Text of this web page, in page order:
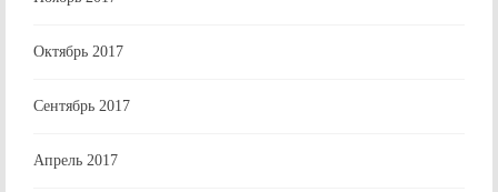
Октябрь 2017
Сентябрь 2017
Апрель 2017